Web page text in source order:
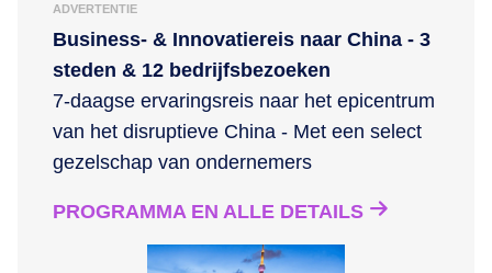
ADVERTENTIE
Business- & Innovatiereis naar China - 3
steden & 12 bedrijfsbezoeken
7-daagse ervaringsreis naar het epicentrum
van het disruptieve China - Met een select
gezelschap van ondernemers
PROGRAMMA EN ALLE DETAILS